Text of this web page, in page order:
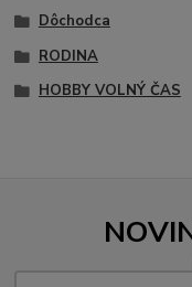
Dôchodca
RODINA
HOBBY VOLNÝ ČAS